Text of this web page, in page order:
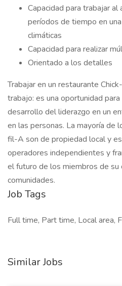
Capacidad para trabajar
períodos de tiempo en
climáticas
Capacidad para realizar
Orientado a los detalles
Trabajar en un restaurante
trabajo: es una oportunidad
desarrollo del liderazgo en un
en las personas. La mayoría de
fil-A son de propiedad local y
operadores independientes y
el futuro de los miembros de su
comunidades.
Job Tags
Full time, Part time, Local area,
Similar Jobs